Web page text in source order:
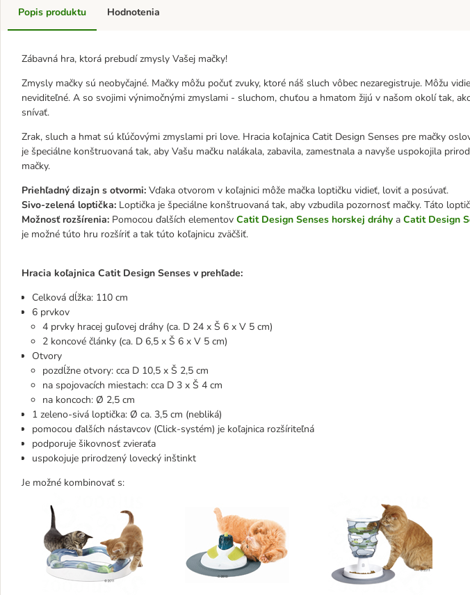
Popis produktu
Zábavná hra, ktorá prebudí zmysly Vašej mačky!
Zmysly mačky sú neobyčajné. Mačky môžu počuť zvuky, ktoré náš sluch vôbec nezaregistruje. Môžu
neviditeľné. A so svojimi výnimočnými zmyslami - sluchom, chuťou a hmatom žijú v našom okolí tak,
snívať.
Zrak, sluch a hmat sú kľúčovými zmyslami pri love. Hracia koľajnica Catit Design Senses pre mačky
je špeciálne konštruovaná tak, aby Vašu mačku nalákala, zabavila, zamestnala a navyše uspokojila
mačky.
Priehľadný dizajn s otvormi: Vďaka otvorom v koľajnici môže mačka loptičku vidieť, loviť a posúvať.
Sivo-zelená loptička: Loptička je špeciálne konštruovaná tak, aby vzbudila pozornosť mačky. Táto
Možnosť rozšírenia: Pomocou ďalších elementov Catit Design Senses horskej dráhy a Catit Design
je možné túto hru rozšíriť a tak túto koľajnicu zväčšiť.
Hracia koľajnica Catit Design Senses v prehľade:
Celková dĺžka: 110 cm
6 prvkov
4 prvky hracej guľovej dráhy (ca. D 24 x Š 6 x V 5 cm)
2 koncové články (ca. D 6,5 x Š 6 x V 5 cm)
Otvory
pozdĺžne otvory: cca D 10,5 x Š 2,5 cm
na spojovacích miestach: cca D 3 x Š 4 cm
na koncoch: Ø 2,5 cm
1 zeleno-sivá loptička: Ø ca. 3,5 cm (nebliká)
pomocou ďalších nástavcov (Click-systém) je koľajnica rozšíriteľná
podporuje šikovnosť zvieraťa
uspokojuje prirodzený lovecký inštinkt
Je možné kombinovať s:
Hodnotenia